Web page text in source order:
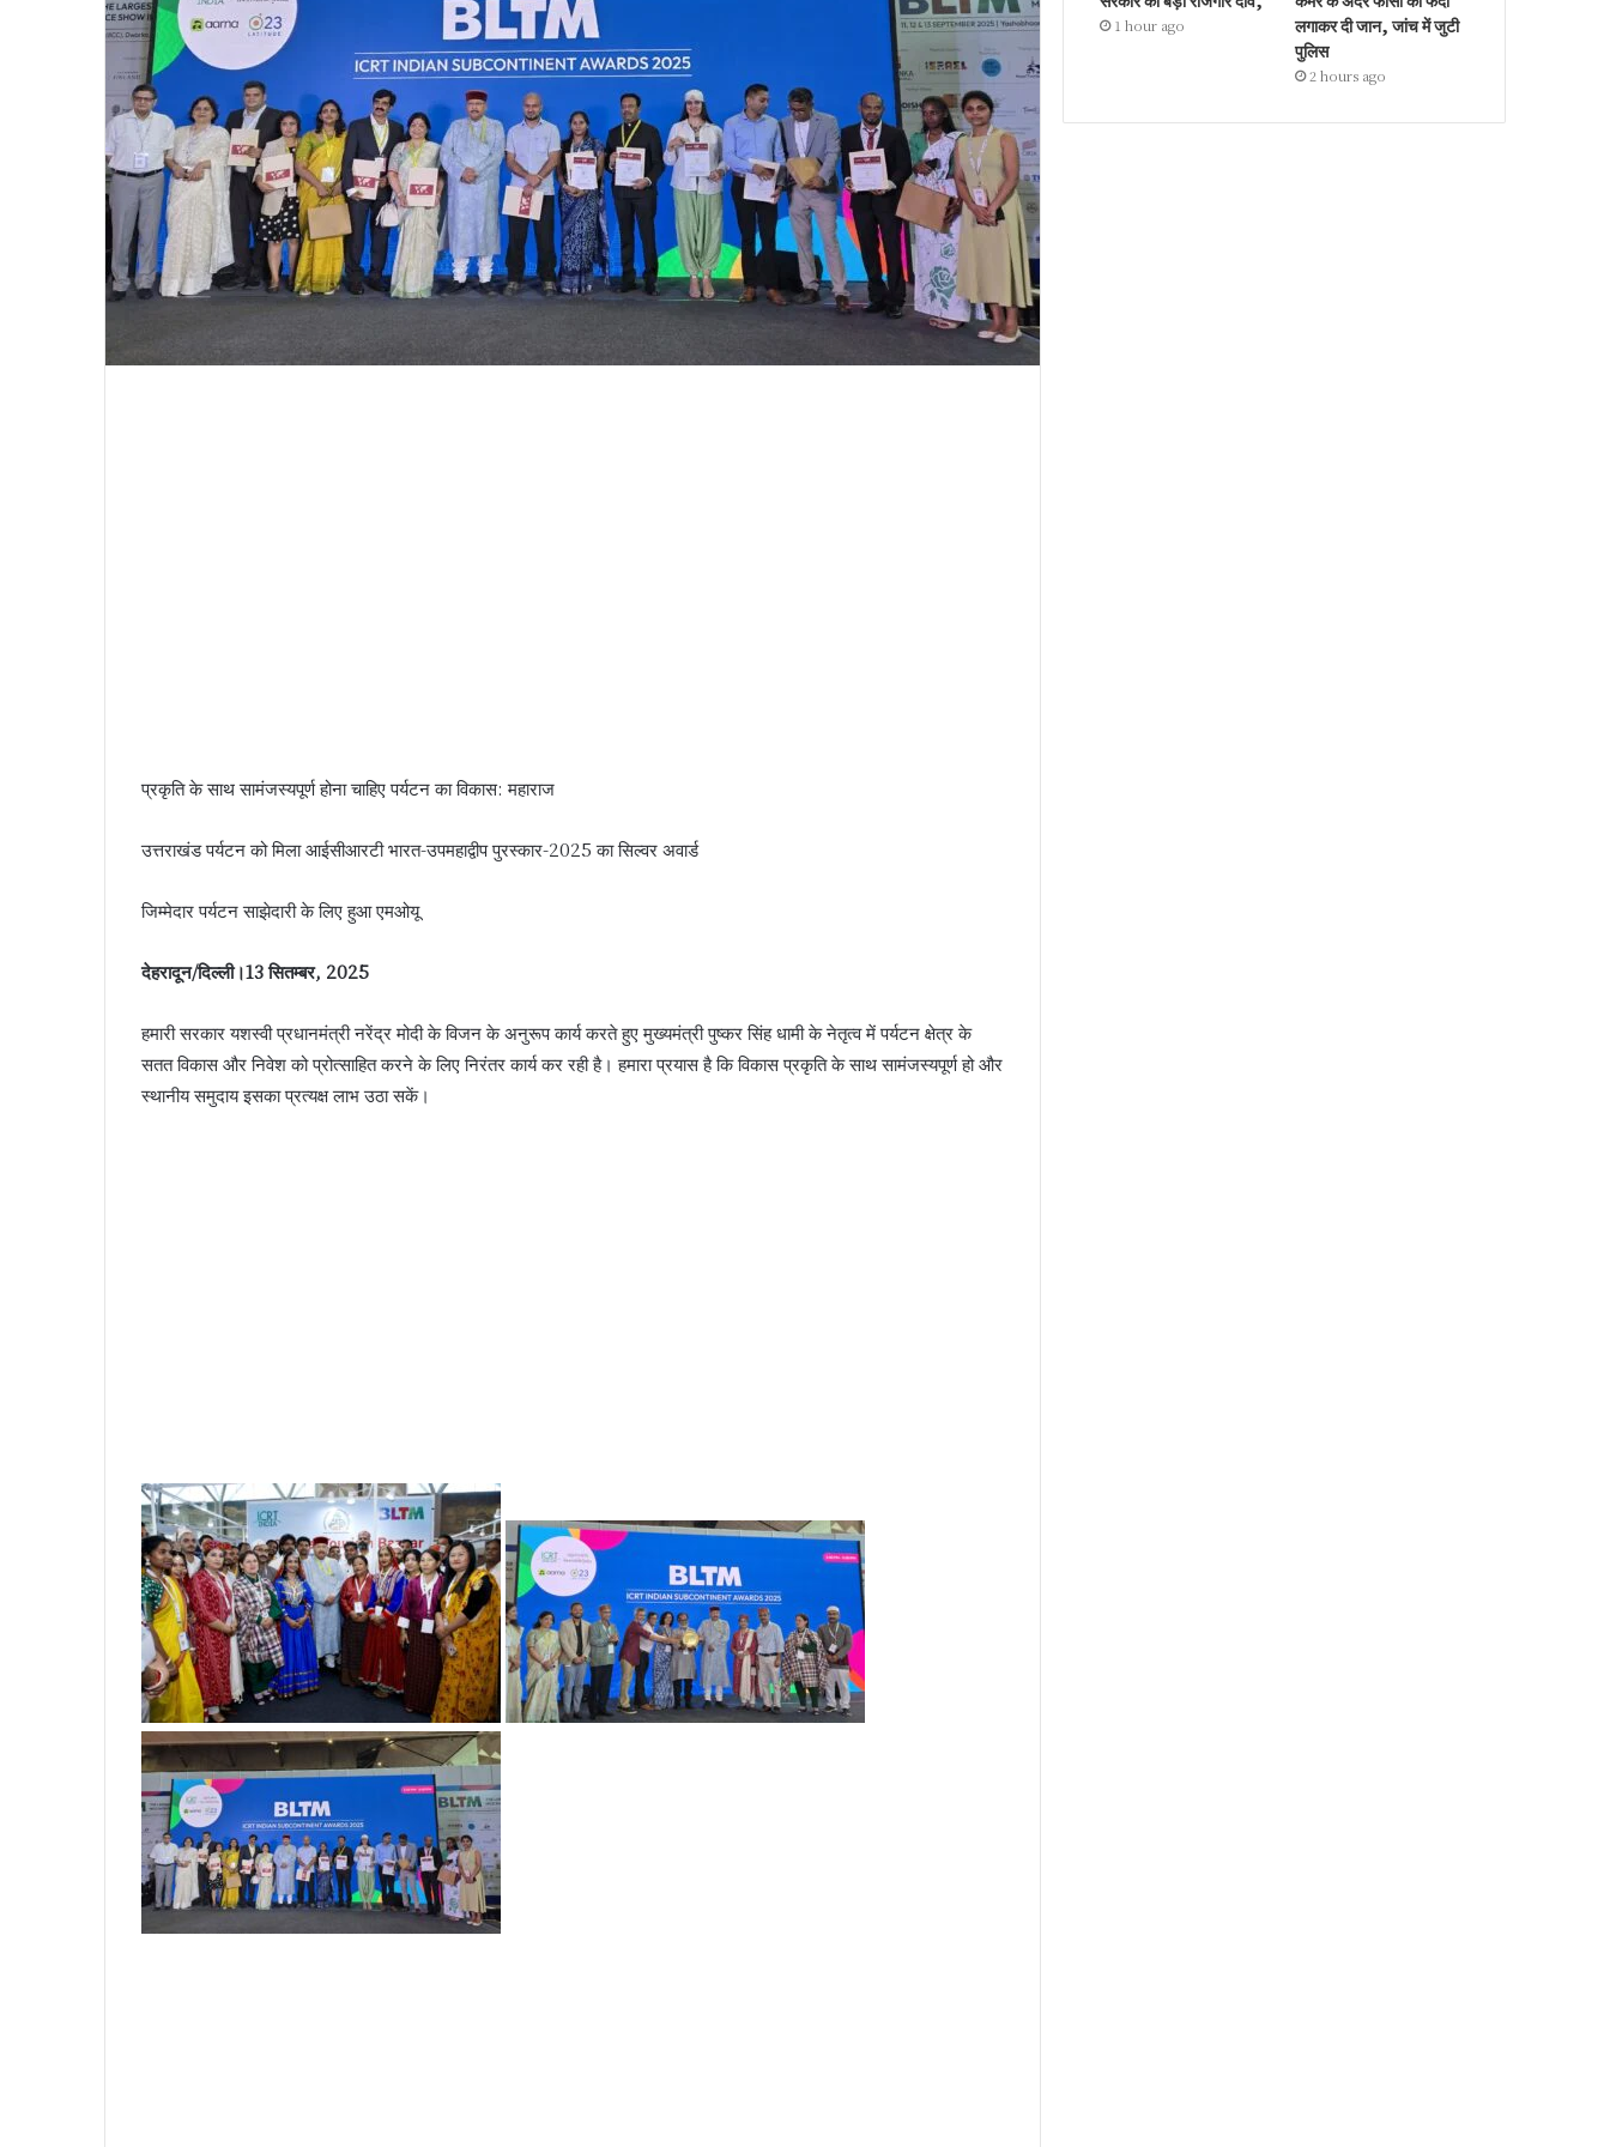
प्रकृति के साथ सामंजस्यपूर्ण होना चाहिए पर्यटन का विकास: महाराज
उत्तराखंड पर्यटन को मिला आईसीआरटी भारत-उपमहाद्वीप पुरस्कार-2025 का सिल्वर अवार्ड
जिम्मेदार पर्यटन साझेदारी के लिए हुआ एमओयू
देहरादून/दिल्ली।13 सितम्बर, 2025
हमारी सरकार यशस्वी प्रधानमंत्री नरेंद्र मोदी के विजन के अनुरूप कार्य करते हुए मुख्यमंत्री पुष्कर सिंह धामी के नेतृत्व में पर्यटन क्षेत्र के
सतत विकास और निवेश को प्रोत्साहित करने के लिए निरंतर कार्य कर रही है। हमारा प्रयास है कि विकास प्रकृति के साथ सामंजस्यपूर्ण हो और
स्थानीय समुदाय इसका प्रत्यक्ष लाभ उठा सकें।
1 hour ago
लगाकर दी जान, जांच में जुटी
पुलिस
2 hours ago